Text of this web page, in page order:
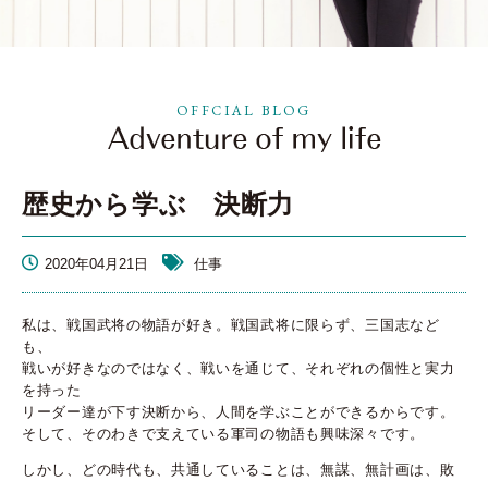
OFFCIAL BLOG
歴史から学ぶ 決断力
2020年04月21日 仕事
私は、戦国武将の物語が好き。戦国武将に限らず、三国志など
も、
戦いが好きなのではなく、戦いを通じて、それぞれの個性と実力
を持った
リーダー達が下す決断から、人間を学ぶことができるからです。
そして、そのわきで支えている軍司の物語も興味深々です。
しかし、どの時代も、共通していることは、無謀、無計画は、敗